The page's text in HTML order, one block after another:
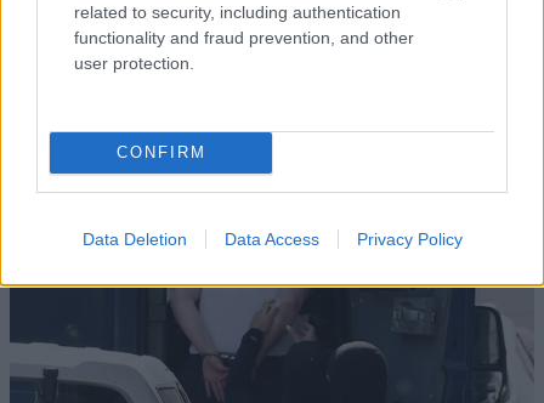
related to security, including authentication
functionality and fraud prevention, and other
user protection.
CONFIRM
Data Deletion Data Access Privacy Policy
Το φαραωνικών διαστάσεων κτίριο που χτίζει ο
Έλον Μασκ λέγεται Terafab και θα κοστίσει 16,8
δισ. δολάρια